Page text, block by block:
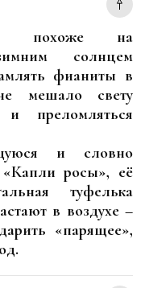
похоже на
солнцем
фианиты в
мешало свету
преломляться
и словно
росы», её
туфелька
в воздухе –
«парящее»,